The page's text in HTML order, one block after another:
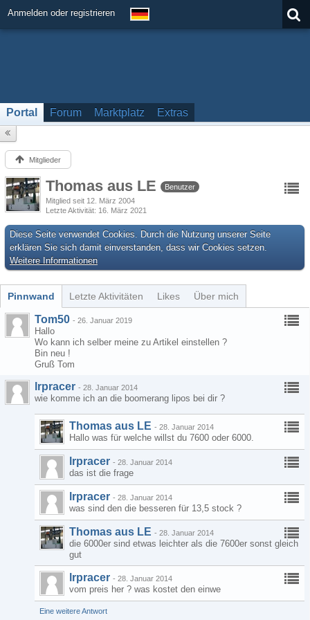
Anmelden oder registrieren
Portal Forum Marktplatz Extras
Mitglieder
Thomas aus LE
Benutzer
Mitglied seit 12. März 2004
Letzte Aktivität 16. März 2021
Diese Seite verwendet Cookies. Durch die Nutzung unserer Seite
erklären Sie sich damit einverstanden, dass wir Cookies setzen.
Weitere Informationen
Pinnwand Letzte Aktivitäten Likes Über mich
Tom50 - 26. Januar 2019
Hallo
Wo kann ich selber meine zu Artikel einstellen ?
Bin neu !
Gruß Tom
lrpracer - 28. Januar 2014
wie komme ich an die boomerang lipos bei dir ?
Thomas aus LE - 28. Januar 2014
Hallo was für welche willst du 7600 oder 6000.
lrpracer - 28. Januar 2014
das ist die frage
lrpracer - 28. Januar 2014
was sind den die besseren für 13,5 stock ?
Thomas aus LE - 28. Januar 2014
die 6000er sind etwas leichter als die 7600er sonst gleich
gut
lrpracer - 28. Januar 2014
vom preis her ? was kostet den einwe
Eine weitere Antwort